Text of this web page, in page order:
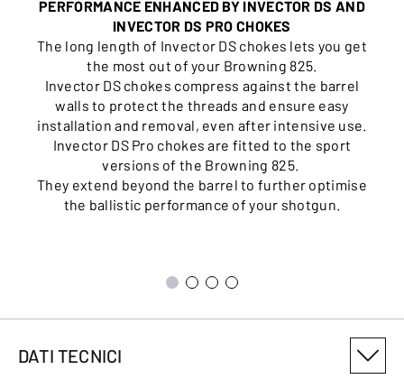
PERFORMANCE ENHANCED BY INVECTOR DS AND
INVECTOR DS PRO CHOKES
The long length of Invector DS chokes lets you get
the most out of your Browning 825.
Invector DS chokes compress against the barrel
walls to protect the threads and ensure easy
installation and removal, even after intensive use.
Invector DS Pro chokes are fitted to the sport
versions of the Browning 825.
They extend beyond the barrel to further optimise
the ballistic performance of your shotgun.
DATI TECNICI